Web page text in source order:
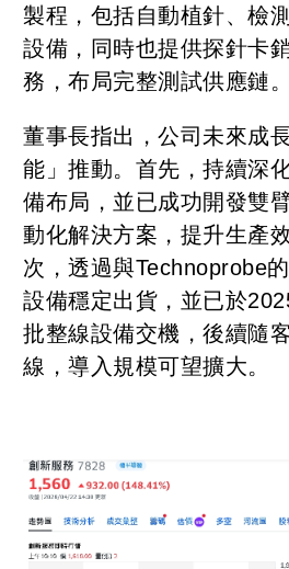
製程，包括自動植針、檢
設備，同時也提供探針卡
務，布局完整測試供應鏈。
董事長指出，公司未來成
能」推動。首先，持續深
備布局，並已成功開發雙
動化解決方案，提升生產
次，透過與Technoprobe
設備穩定出貨，並已於
批整線設備交機，後續隨
線，導入規模可望擴大。